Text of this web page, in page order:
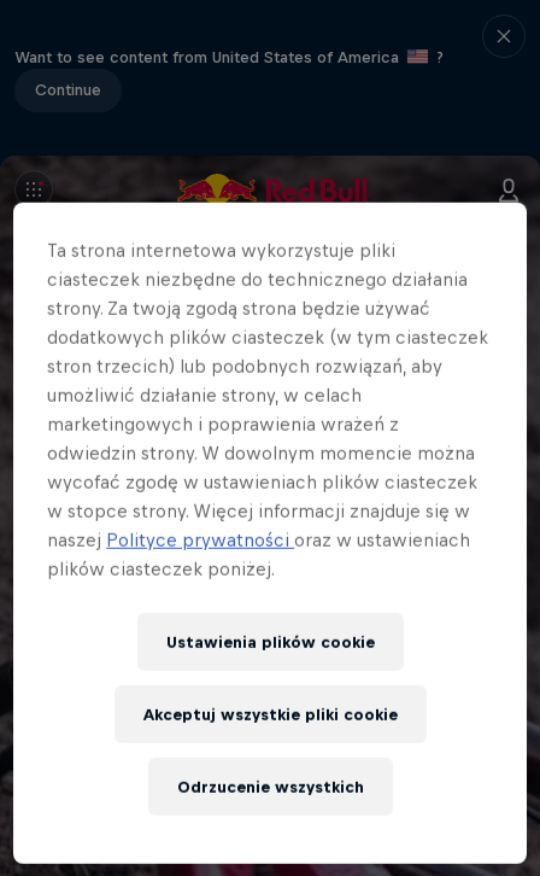
Want to see content from United States of America
?
Continue
Ta strona internetowa wykorzystuje pliki
ciasteczek niezbędne do technicznego działania
strony. Za twoją zgodą strona będzie używać
dodatkowych plików ciasteczek (w tym ciasteczek
stron trzecich) lub podobnych rozwiązań, aby
umożliwić działanie strony, w celach
marketingowych i poprawienia wrażeń z
odwiedzin strony. W dowolnym momencie można
wycofać zgodę w ustawieniach plików ciasteczek
w stopce strony. Więcej informacji znajduje się w
naszej Polityce prywatnościoraz w ustawieniach
plików ciasteczek poniżej.
Ustawienia plików cookie
Odrzucenie wszystkich
Akceptuj wszystkie pliki cookie